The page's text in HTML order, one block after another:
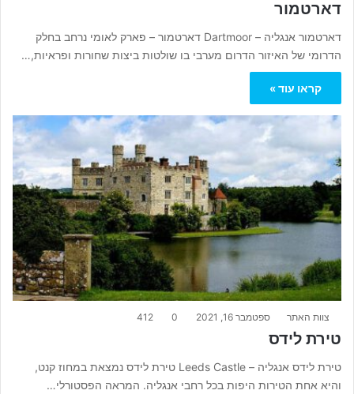
דארטמור
דארטמור אנגליה – Dartmoor דארטמור – פארק לאומי נרחב בחלק
הדרומי של האיזור הדרום מערבי בו שולטות ביצות שחורות ופראיות,…
קראו עוד »
צוות האתר ספטמבר 16, 2021 0
412
טירת לידס
טירת לידס אנגליה – Leeds Castle טירת לידס נמצאת במחוז קנט,
והיא אחת הטירות היפות בכל רחבי אנגליה. המראה הפסטורלי…